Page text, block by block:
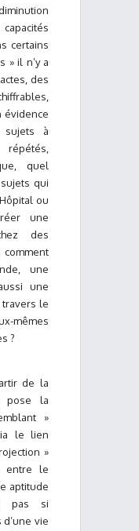
certains
» il n’y a
des
évidence
sujets à
quel
qui
ou
une
des
une
une
le
mêmes
?
de la
pose la
»
le lien
»
entre le
aptitude
pas si
vie